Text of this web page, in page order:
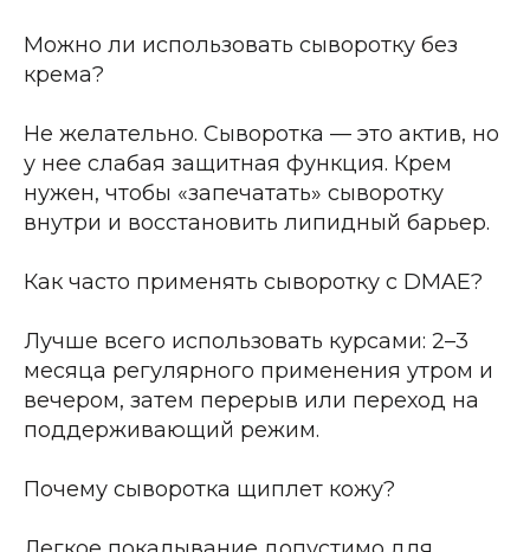
Можно ли использовать сыворотку без
крема?
Не желательно. Сыворотка — это актив, но
у нее слабая защитная функция. Крем
нужен, чтобы «запечатать» сыворотку
внутри и восстановить липидный барьер.
Как часто применять сыворотку с DMAE?
Лучше всего использовать курсами: 2–3
месяца регулярного применения утром и
вечером, затем перерыв или переход на
поддерживающий режим.
Почему сыворотка щиплет кожу?